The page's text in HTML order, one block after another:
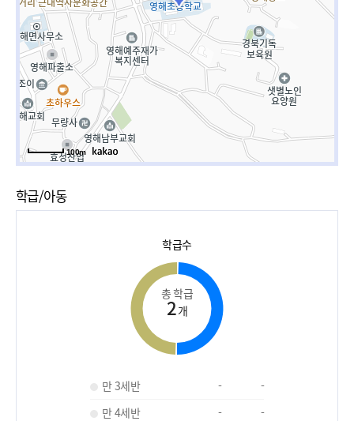
100m
학급/아동
학급수
총 학급
2개
만 3세반 -
-
만 4세반
-
-